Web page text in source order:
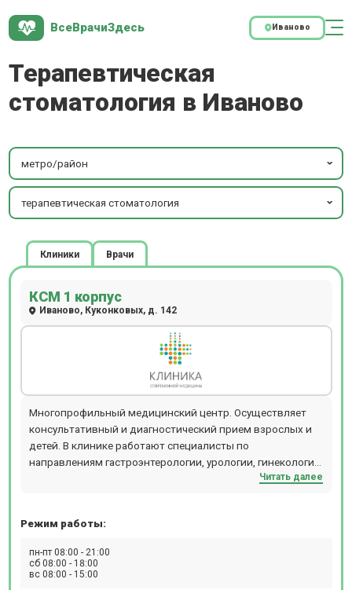
ВсеВрачиЗдесь Иваново
Терапевтическая
стоматология в Иваново
метро/район
терапевтическая стоматология
Клиники Врачи
КСМ 1 корпус
Иваново, Куконковых, д. 142
Многопрофильный медицинский центр. Осуществляет
консультативный и диагностический прием взрослых и
детей. В клинике работают специалисты по
направлениям гастроэнтерологии, урологии, гинекологии,
кардиологии, неврологии, терапии и т.д. ПриемЧитать далее
Режим работы:
пн-пт 08:00 - 21:00
сб 08:00 - 18:00
вс 08:00 - 15:00